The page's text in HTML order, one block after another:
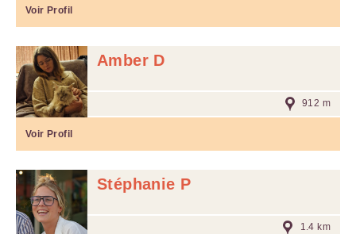
Voir Profil
Amber D
912 m
Voir Profil
Stéphanie P
1.4 km